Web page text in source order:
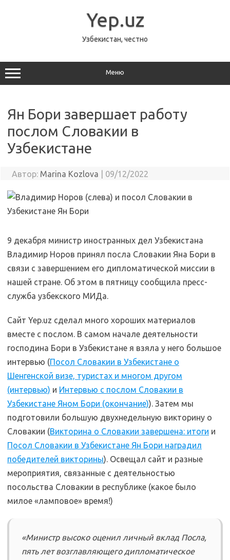
Yep.uz
Узбекистан, честно
Меню
Ян Бори завершает работу
послом Словакии в
Узбекистане
Автор: Marina Kozlova 09/12/2022
9 декабря министр иностранных дел Узбекистана
Владимир Норов принял посла Словакии Яна Бори в
связи с завершением его дипломатической миссии в
нашей стране. Об этом в пятницу сообщила пресс-
служба узбекского МИДа.
Сайт Yep.uz сделал много хороших материалов
вместе с послом. В самом начале деятельности
господина Бори в Узбекистане я взяла у него большое
интервью (Посол Словакии в Узбекистане о
Шенгенской визе, туристах и многом другом
(интервью) и Интервью с послом Словакии в
Узбекистане Яном Бори (окончание)). Затем мы
подготовили большую двухнедельную викторину о
Словакии (Викторина о Словакии завершена: итоги и
Посол Словакии в Узбекистане Ян Бори наградил
победителей викторины). Освещал сайт и разные
мероприятия, связанные с деятельностью
посольства Словакии в республике (какое было
милое «ламповое» время!)
«Министр высоко оценил личный вклад Посла,
пять лет возглавляющего дипломатическое